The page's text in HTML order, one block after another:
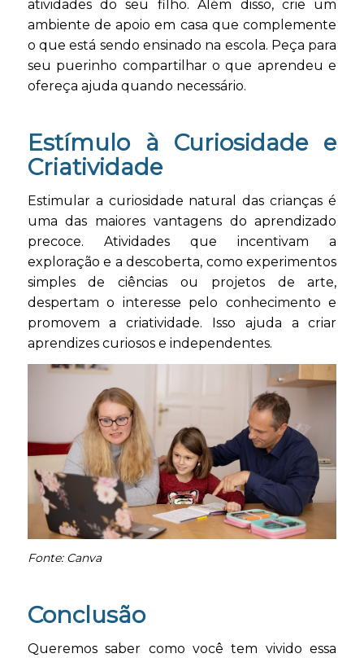
atividades do seu filho. Além disso, crie um
ambiente de apoio em casa que complemente
o que está sendo ensinado na escola. Peça para
seu puerinho compartilhar o que aprendeu e
ofereça ajuda quando necessário.
Estímulo à Curiosidade e
Criatividade
Estimular a curiosidade natural das crianças é
uma das maiores vantagens do aprendizado
precoce. Atividades que incentivam a
exploração e a descoberta, como experimentos
simples de ciências ou projetos de arte,
despertam o interesse pelo conhecimento e
promovem a criatividade. Isso ajuda a criar
aprendizes curiosos e independentes.
Fonte: Canva
Conclusão
Queremos saber como você tem vivido essa